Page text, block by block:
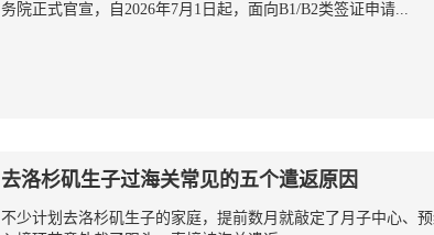
务院正式官宣，自‌2026年7月1日起‌，面向B1/B2类签证申请...
去洛杉矶生子过海关常见的五个遣返原因
不少计划去洛杉矶生子的家庭，提前数月就敲定了月子中心、